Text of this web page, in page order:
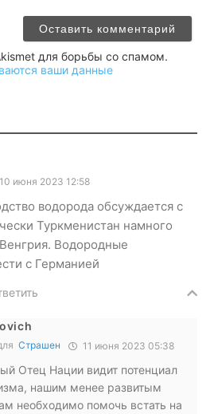
для борьбы со спамом.
ваши данные
10 июня 2023 12:58
водорода обсуждается с
Туркменистан намного
Водородные
с Германией
Страшен 11 июня 2023 05:38
Отец Нации видит потенциал
нашим менее развитым
необходимо помочь встать на